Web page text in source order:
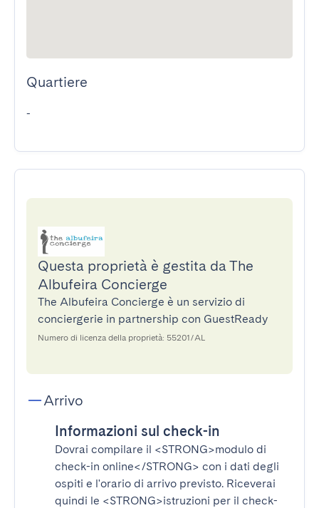
Quartiere
-
Questa proprietà è gestita da The
Albufeira Concierge
The Albufeira Concierge è un servizio di
conciergerie in partnership con GuestReady
Numero di licenza della proprietà: 55201/AL
Arrivo
Informazioni sul check-in
Dovrai compilare il <STRONG>modulo di
check-in online</STRONG> con i dati degli
ospiti e l'orario di arrivo previsto. Riceverai
quindi le <STRONG>istruzioni per il check-